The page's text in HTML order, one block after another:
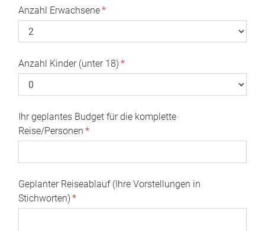
Anzahl Erwachsene*
Anzahl Kinder (unter 18) *
Ihr geplantes Budget für die komplette
Reise/Personen *
Geplanter Reiseablauf (Ihre Vorstellungen in
Stichworten) *